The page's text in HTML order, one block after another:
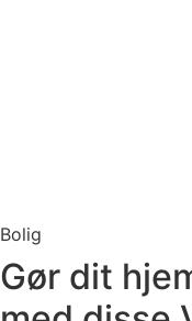
Bolig
Gør dit